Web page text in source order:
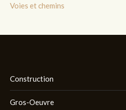
Voies et chemins
Construction
Gros-Oeuvre